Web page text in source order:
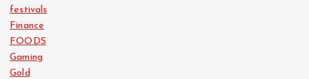
festivals
Finance
FOODS
Gaming
Gold